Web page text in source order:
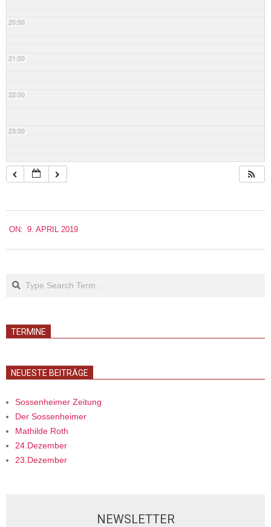
20:00
21:00
22:00
23:00
04-
09
ON: 9. APRIL 2019
TERMINE
NEUESTE BEITRÄGE
Sossenheimer Zeitung
Der Sossenheimer
Mathilde Roth
24.Dezember
23.Dezember
NEWSLETTER